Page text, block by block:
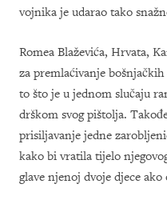
vojnika je udarao tako
Romea Blaževića, Hrvata,
za premlaćivanje
to što je u jednom slučaju
drškom svog pištolja.
prisiljavanje jedne
kako bi vratila tijelo
glave njenoj dvoje djece